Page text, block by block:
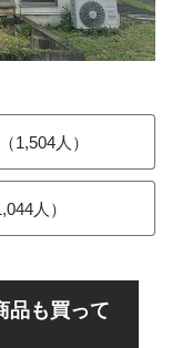
1,504人）
人）
品も買って